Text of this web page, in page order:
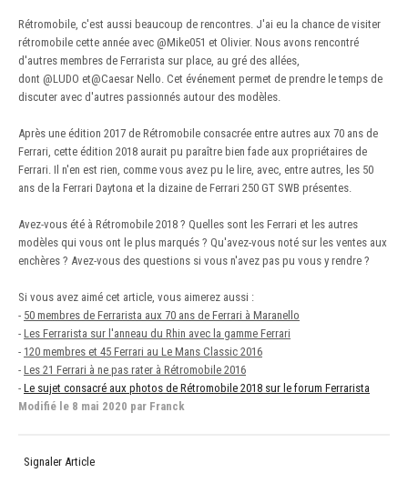
Rétromobile, c'est aussi beaucoup de rencontres. J'ai eu la chance de visiter
rétromobile cette année avec @Mike051 et Olivier. Nous avons rencontré
d'autres membres de Ferrarista sur place, au gré des allées,
dont @LUDO et@Caesar Nello . Cet événement permet de prendre le temps de
discuter avec d'autres passionnés autour des modèles.
Après une édition 2017 de Rétromobile consacrée entre autres aux 70 ans de
Ferrari, cette édition 2018 aurait pu paraître bien fade aux propriétaires de
Ferrari. Il n'en est rien, comme vous avez pu le lire, avec, entre autres, les 50
ans de la Ferrari Daytona et la dizaine de Ferrari 250 GT SWB présentes.
Avez-vous été à Rétromobile 2018 ? Quelles sont les Ferrari et les autres
modèles qui vous ont le plus marqués ? Qu'avez-vous noté sur les ventes aux
enchères ? Avez-vous des questions si vous n'avez pas pu vous y rendre ?
Si vous avez aimé cet article, vous aimerez aussi :
- 50 membres de Ferrarista aux 70 ans de Ferrari à Maranello
- Les Ferrarista sur l'anneau du Rhin avec la gamme Ferrari
- 120 membres et 45 Ferrari au Le Mans Classic 2016
- Les 21 Ferrari à ne pas rater à Rétromobile 2016
- Le sujet consacré aux photos de Rétromobile 2018 sur le forum Ferrarista
Modifié le 8 mai 2020 par Franck
Signaler Article